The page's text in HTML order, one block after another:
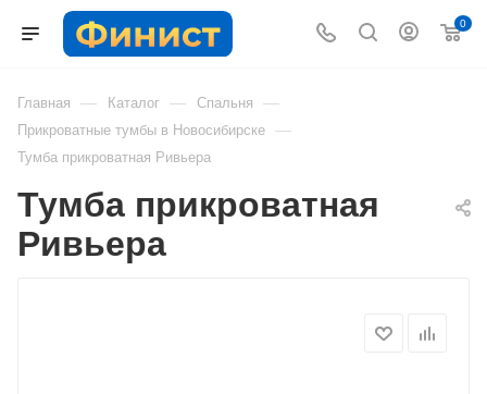
0
Главная — Каталог — Спальня —
Прикроватные тумбы в Новосибирске —
Тумба прикроватная Ривьера
Тумба прикроватная
Ривьера